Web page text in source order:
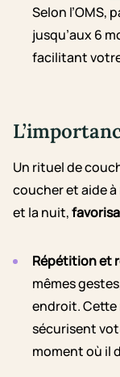
Selon l’OMS,
jusqu’aux 6
facilitant
Un rituel de
coucher et aide
et la nuit,
Répétition et
mêmes
endroit. Cette
sécurisent
moment où il